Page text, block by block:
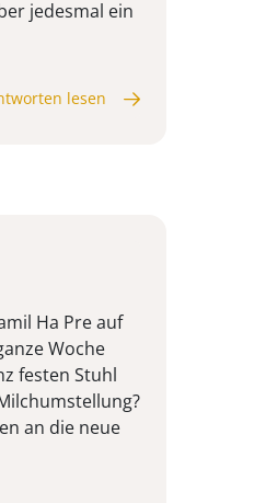
jedesmal ein
lesen
Ha Pre auf
Woche
festen Stuhl
an die neue